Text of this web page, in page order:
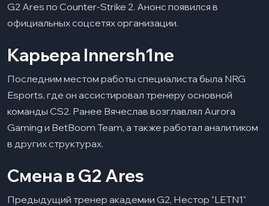
G2 Ares по Counter-Strike 2. Анонс появился в
официальных соцсетях организации.​
Карьера Innersh1ne
Последним местом работы специалиста была NRG
Esports, где он ассистировал тренеру основной
команды CS2. Ранее Вячеслав возглавлял Aurora
Gaming и BetBoom Team, а также работал аналитиком
в других структурах.​
Смена в G2 Ares
Предыдущий тренер академии G2, Нестор "LETN1"